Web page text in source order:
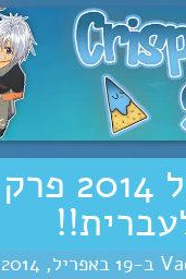
19 אפריל 2014